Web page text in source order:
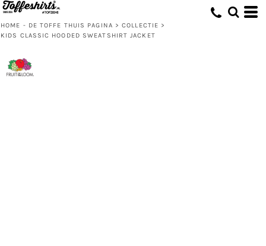
HOME - DE TOFFE THUIS PAGINA > COLLECTIE >
KIDS CLASSIC HOODED SWEATSHIRT JACKET